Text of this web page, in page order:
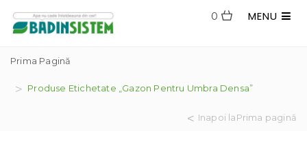
MENU
0
Prima Pagină
Produse Etichetate „gazon Pentru Umbra Densa”
Inapoi laPrima pagină